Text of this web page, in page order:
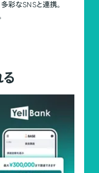
彩なSNSと連携。